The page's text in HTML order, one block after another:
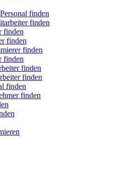
finden
finden
finden
finden
finden
finden
finden
finden
finden
finden